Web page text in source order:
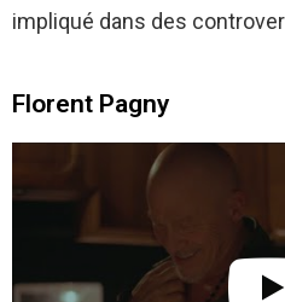
impliqué dans des
Florent Pagny